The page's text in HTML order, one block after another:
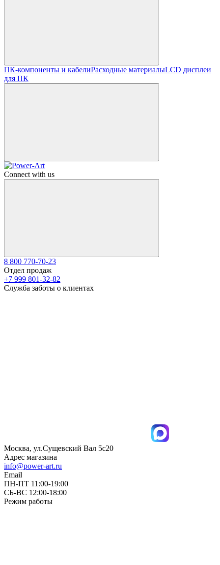
ПК-компоненты и кабелиРасходные материалыLCD дисплеи
для ПК
Connect with us
8 800 770-70-23
Отдел продаж
+7 999 801-32-82
Служба заботы о клиентах
Москва, ул.Сущевский Вал 5с20
Адрес магазина
info@power-art.ru
Email
ПН-ПТ 11:00-19:00
СБ-ВС 12:00-18:00
Режим работы